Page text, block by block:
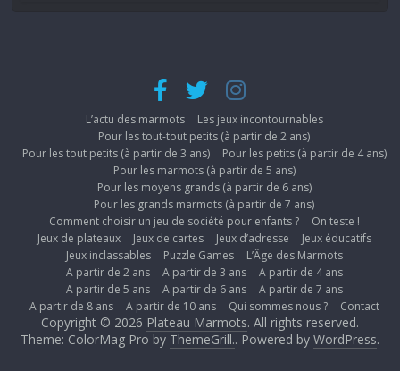
L’actu des marmots
Les jeux incontournables
Pour les tout-tout petits (à partir de 2 ans)
Pour les tout petits (à partir de 3 ans)
Pour les petits (à partir de 4 ans)
Pour les marmots (à partir de 5 ans)
Pour les moyens grands (à partir de 6 ans)
Pour les grands marmots (à partir de 7 ans)
Comment choisir un jeu de société pour enfants ?
On teste !
Jeux de plateaux
Jeux de cartes Jeux d’adresse
Jeux éducatifs
Jeux inclassables
Puzzle Games
L’Âge des Marmots
A partir de 2 ans
A partir de 3 ans
A partir de 4 ans
A partir de 5 ans
A partir de 6 ans
A partir de 7 ans
A partir de 8 ans
A partir de 10 ans Qui sommes nous ? Contact
Copyright © 2026 Plateau Marmots. All rights reserved.
Theme: ColorMag Pro by ThemeGrill.. Powered by WordPress.